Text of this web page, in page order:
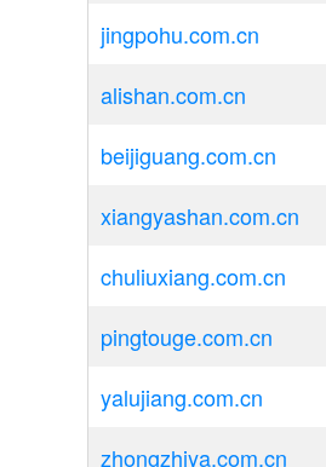
jingpohu.com.cn
alishan.com.cn
beijiguang.com.cn
xiangyashan.com.cn
chuliuxiang.com.cn
pingtouge.com.cn
yalujiang.com.cn
zhongzhiya.com.cn